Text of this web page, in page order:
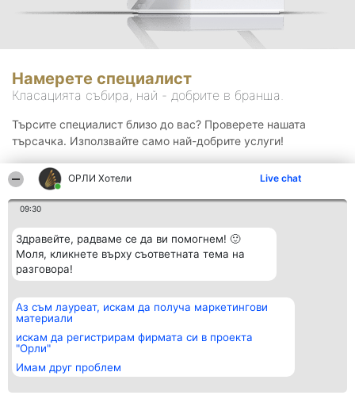
ОРЛИ Хотели Live chat
09:30
Здравейте, радваме се да ви помогнем! 🙂
Моля, кликнете върху съответната тема на
разговора!
Аз съм лауреат, искам да получа маркетингови
материали
искам да регистрирам фирмата си в проекта
"Орли"
Имам друг проблем
Намерете специалист
Класацията събира, най - добрите в бранша.
Търсите специалист близо до вас? Проверете нашата
търсачка. Използвайте само най-добрите услуги!
Организатор на
класиране
BulevardulAleea Timișul De
Sus Nr. 2, Bl. A30, Sc. A, Et.
4, Ap. 13
București 53-238
Класация
всички
Статут/Устав
Контакти